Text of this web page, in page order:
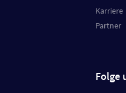
Karriere
Partner
Folge